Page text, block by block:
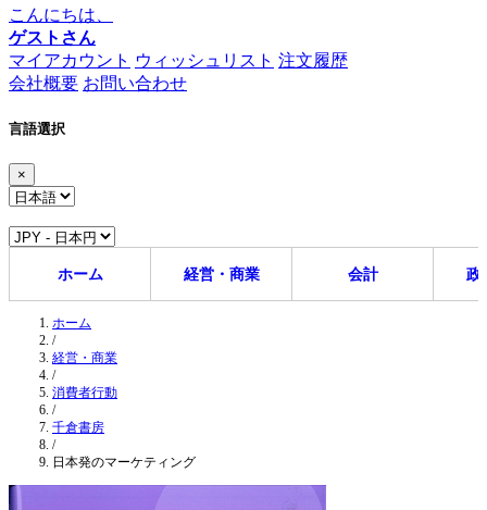
こんにちは、
ゲストさん
マイアカウント ウィッシュリスト 注文履歴
会社概要 お問い合わせ
言語選択
×
ホーム 経営・商業 会計 政
ホーム
/
経営・商業
/
消費者行動
/
千倉書房
/
日本発のマーケティング